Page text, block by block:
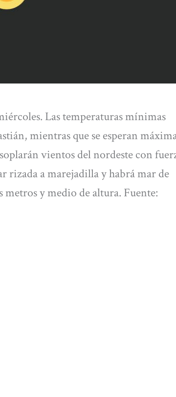
Las temperaturas mínimas
mientras que se esperan
vientos del nordeste con
rizada a marejadilla y habrá mar de
metros y medio de altura. Fuente: